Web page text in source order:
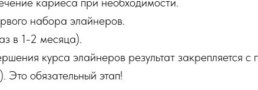
набора элайнеров.
в 1-2 месяца).
курса элайнеров результат закрепляется
Это обязательный этап!